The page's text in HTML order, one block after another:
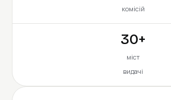
комісій
30+
міст
видачі